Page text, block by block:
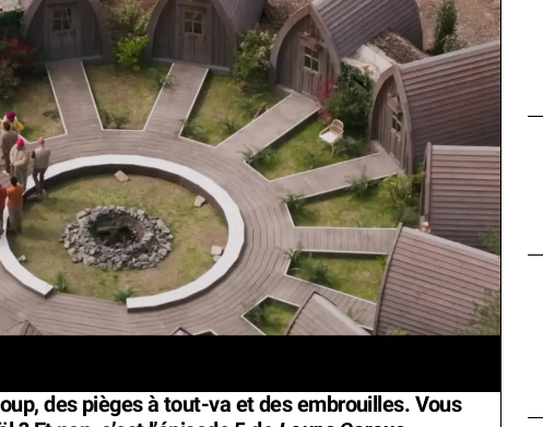
des pièges à tout-va et des embrouilles. Vous